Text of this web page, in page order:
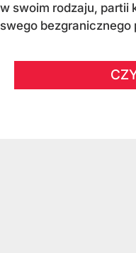
w swoim rodzaju, partii
swego bezgranicznego